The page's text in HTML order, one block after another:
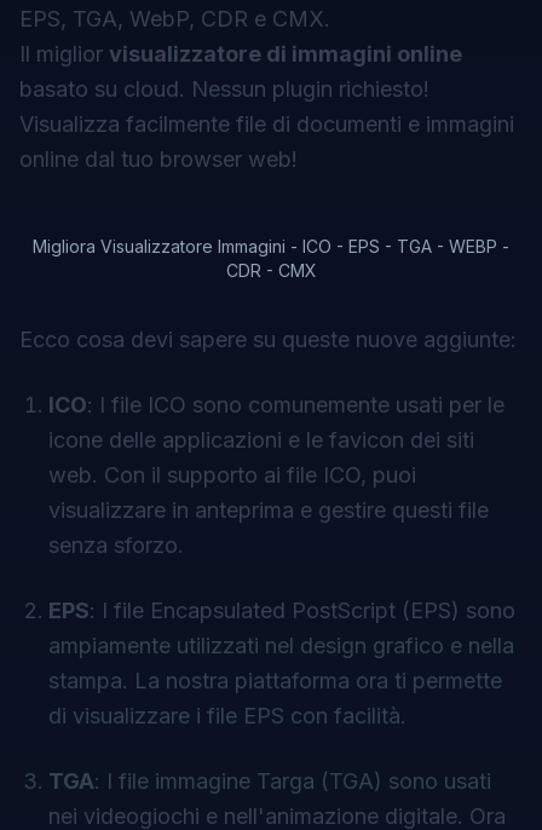
EPS, TGA, WebP, CDR e CMX.
Il miglior visualizzatore di immagini online
basato su cloud. Nessun plugin richiesto!
Visualizza facilmente file di documenti e immagini
online dal tuo browser web!
Migliora Visualizzatore Immagini - ICO - EPS - TGA - WEBP -
CDR - CMX
Ecco cosa devi sapere su queste nuove aggiunte:
ICO: I file ICO sono comunemente usati per le
icone delle applicazioni e le favicon dei siti
web. Con il supporto ai file ICO, puoi
visualizzare in anteprima e gestire questi file
senza sforzo.
EPS: I file Encapsulated PostScript (EPS) sono
ampiamente utilizzati nel design grafico e nella
stampa. La nostra piattaforma ora ti permette
di visualizzare i file EPS con facilità.
TGA: I file immagine Targa (TGA) sono usati
nei videogiochi e nell'animazione digitale. Ora